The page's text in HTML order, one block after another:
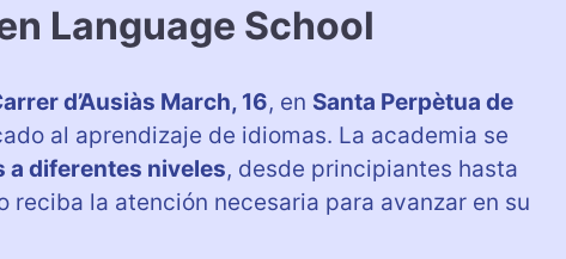
Language School
d’Ausiàs March, 16, en Santa Perpètua de
al aprendizaje de idiomas. La academia se
diferentes niveles, desde principiantes hasta
reciba la atención necesaria para avanzar en su